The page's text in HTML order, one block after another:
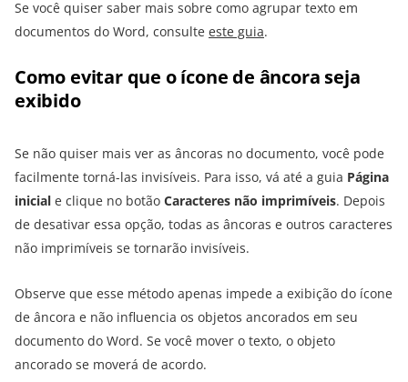
Se você quiser saber mais sobre como agrupar texto em
documentos do Word, consulte este guia.
Como evitar que o ícone de âncora seja
exibido
Se não quiser mais ver as âncoras no documento, você pode
facilmente torná-las invisíveis. Para isso, vá até a guia Página
inicial e clique no botão Caracteres não imprimíveis. Depois
de desativar essa opção, todas as âncoras e outros caracteres
não imprimíveis se tornarão invisíveis.
Observe que esse método apenas impede a exibição do ícone
de âncora e não influencia os objetos ancorados em seu
documento do Word. Se você mover o texto, o objeto
ancorado se moverá de acordo.